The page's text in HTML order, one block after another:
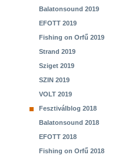
Balatonsound 2019
EFOTT 2019
Fishing on Orfű 2019
Strand 2019
Sziget 2019
SZIN 2019
VOLT 2019
Fesztiválblog 2018
Balatonsound 2018
EFOTT 2018
Fishing on Orfű 2018